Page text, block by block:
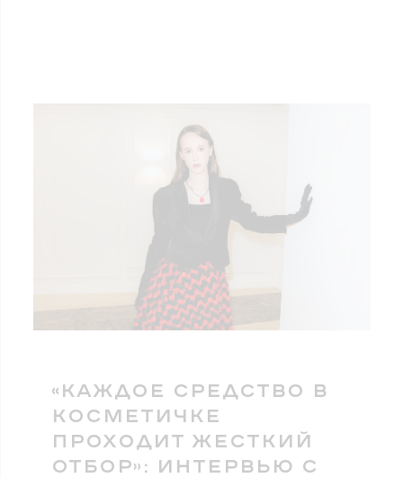
«КАЖДОЕ СРЕДСТВО В
КОСМЕТИЧКЕ
ПРОХОДИТ ЖЕСТКИЙ
ОТБОР»: ИНТЕРВЬЮ С